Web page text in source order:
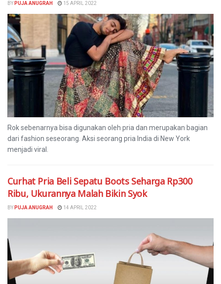
BY PUJA ANUGRAH 15 APRIL 2022
Rok sebenarnya bisa digunakan oleh pria dan merupakan bagian
dari fashion seseorang. Aksi seorang pria India di New York
menjadi viral.
Curhat Pria Beli Sepatu Boots Seharga Rp300
Ribu, Ukurannya Malah Bikin Syok
BY PUJA ANUGRAH 14 APRIL 2022